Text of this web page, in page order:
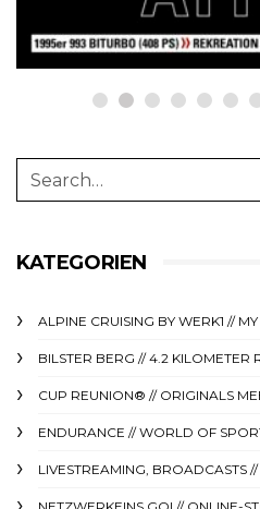
23. Juni 2025
KATEGORIEN
ALPINE CRUISING BY WERK1 //
BILSTER BERG // 4.2 KILOMETER
CUP REUNION® // ORIGINALS
ENDURANCE // WORLD OF
LIVESTREAMING, BROADCASTS